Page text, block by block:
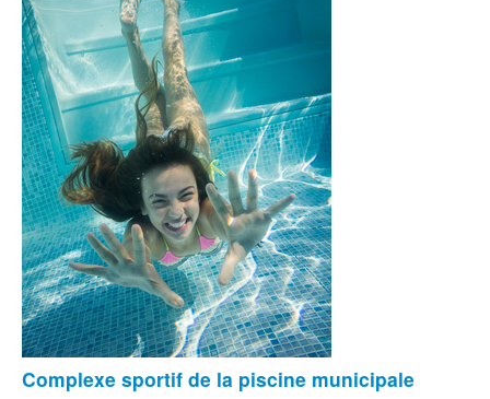
Complexe sportif de la piscine municipale